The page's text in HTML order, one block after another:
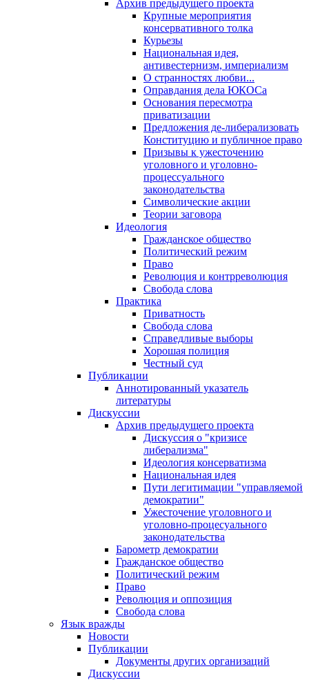
Архив предыдущего проекта
Крупные мероприятия
консервативного толка
Курьезы
Национальная идея,
антивестернизм, империализм
О странностях любви...
Оправдания дела ЮКОСа
Основания пересмотра
приватизации
Предложения де-либерализовать
Конституцию и публичное право
Призывы к ужесточению
уголовного и уголовно-
процессуального
законодательства
Символические акции
Теории заговора
Идеология
Гражданское общество
Политический режим
Право
Революция и контрреволюция
Свобода слова
Практика
Приватность
Свобода слова
Справедливые выборы
Хорошая полиция
Честный суд
Публикации
Аннотированный указатель
литературы
Дискуссии
Архив предыдущего проекта
Дискуссия о "кризисе
либерализма"
Идеология консерватизма
Национальная идея
Пути легитимации "управляемой
демократии"
Ужесточение уголовного и
уголовно-процесуального
законодательства
Барометр демократии
Гражданское общество
Политический режим
Право
Революция и оппозиция
Свобода слова
Язык вражды
Новости
Публикации
Документы других организаций
Дискуссии